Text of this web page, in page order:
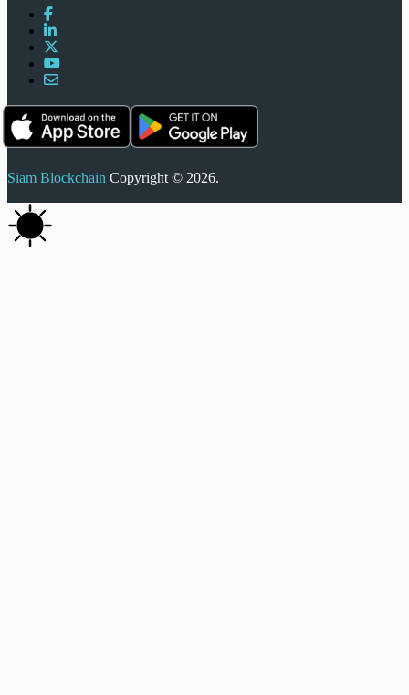
Siam Blockchain Copyright © 2026.